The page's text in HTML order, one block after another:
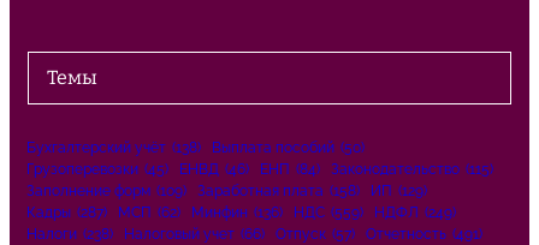
Темы
Бухгалтерский учёт (138) Выплата пособий (50)
Грузоперевозки (45) ЕНВД (46) ЕНП (84) Законодательство (115)
Заполнение форм (109) Заработная плата (158) ИП (129)
Кадры (287) МСП (62) Минфин (136) НДС (559) НДФЛ (249)
Налоги (238) Налоговый учет (66) Отпуск (57) Отчетность (491)